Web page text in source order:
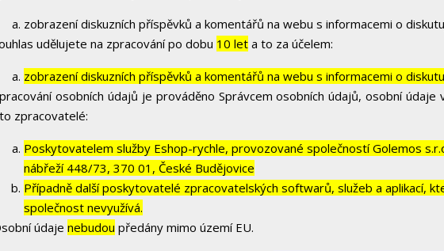
zobrazení diskuzních příspěvků a komentářů na webu s informacemi o
udělujete na zpracování po dobu 10 leta to za účelem:
zobrazení diskuzních příspěvků a komentářů na webu s informacemi o
osobních údajů je prováděno Správcem osobních údajů, osobní údaje
zpracovatelé:
Poskytovatelem služby Eshop-rychle, provozované společností Golemos
nábřeží 448/73, 370 01, České Budějovice
Případně další poskytovatelé zpracovatelských softwarů, služeb a aplikací,
společnost nevyužívá.
údaje nebudou předány mimo území EU.